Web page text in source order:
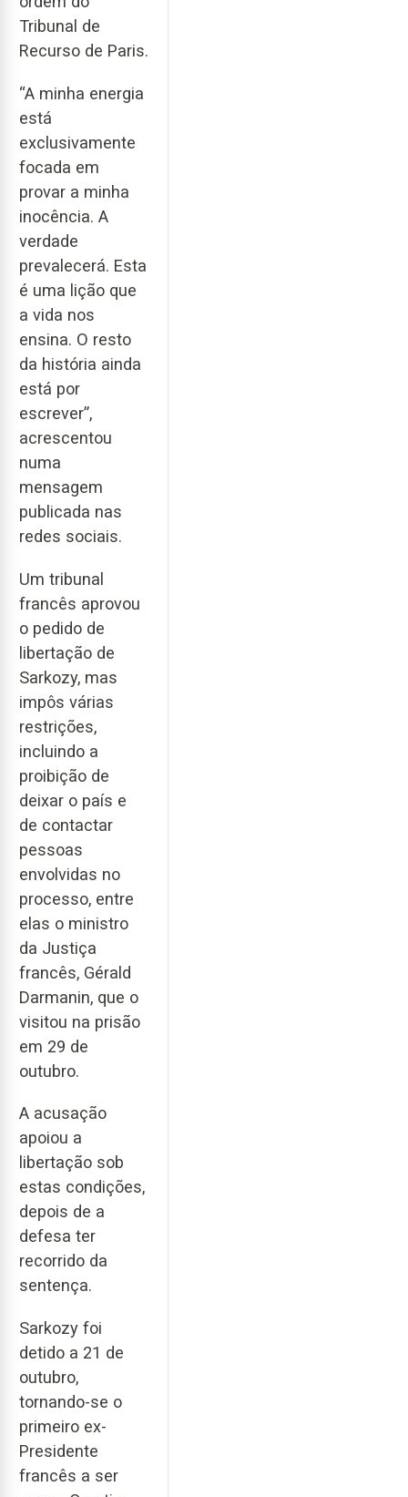
Tribunal de
Recurso de Paris.
“A minha energia
está
exclusivamente
focada em
provar a minha
inocência. A
verdade
prevalecerá. Esta
é uma lição que
a vida nos
ensina. O resto
da história ainda
está por
escrever”,
acrescentou
numa
mensagem
publicada nas
redes sociais.
Um tribunal
francês aprovou
o pedido de
libertação de
Sarkozy, mas
impôs várias
restrições,
incluindo a
proibição de
deixar o país e
de contactar
pessoas
envolvidas no
processo, entre
elas o ministro
da Justiça
francês, Gérald
Darmanin, que o
visitou na prisão
em 29 de
outubro.
A acusação
apoiou a
libertação sob
estas condições,
depois de a
defesa ter
recorrido da
sentença.
Sarkozy foi
detido a 21 de
outubro,
tornando-se o
primeiro ex-
Presidente
francês a ser